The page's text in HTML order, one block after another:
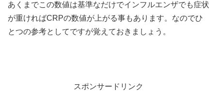
あくまでこの数値は基準なだけでインフルエンザでも症状
が重ければCRPの数値が上がる事もあります。なのでひ
とつの参考としてですが覚えておきましょう。
スポンサードリンク